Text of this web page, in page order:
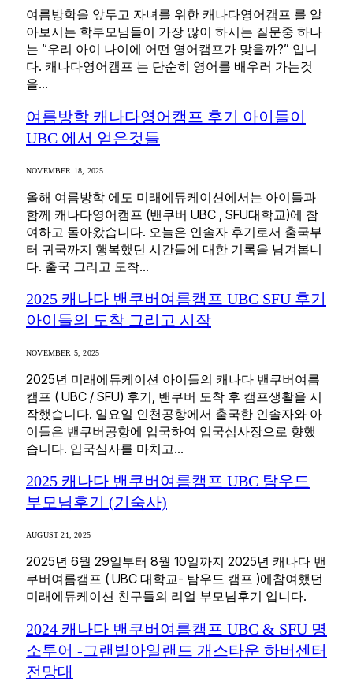
여름방학을 앞두고 자녀를 위한 캐나다영어캠프 를 알
아보시는 학부모님들이 가장 많이 하시는 질문중 하나
는 “우리 아이 나이에 어떤 영어캠프가 맞을까?” 입니
다. 캐나다영어캠프 는 단순히 영어를 배우러 가는것
을…
여름방학 캐나다영어캠프 후기 아이들이
UBC 에서 얻은것들
NOVEMBER 18, 2025
올해 여름방학 에도 미래에듀케이션에서는 아이들과
함께 캐나다영어캠프 (밴쿠버 UBC , SFU대학교)에 참
여하고 돌아왔습니다. 오늘은 인솔자 후기로서 출국부
터 귀국까지 행복했던 시간들에 대한 기록을 남겨봅니
다. 출국 그리고 도착…
2025 캐나다 밴쿠버여름캠프 UBC SFU 후기
아이들의 도착 그리고 시작
NOVEMBER 5, 2025
2025년 미래에듀케이션 아이들의 캐나다 밴쿠버여름
캠프 ( UBC / SFU) 후기, 밴쿠버 도착 후 캠프생활을 시
작했습니다. 일요일 인천공항에서 출국한 인솔자와 아
이들은 밴쿠버공항에 입국하여 입국심사장으로 향했
습니다. 입국심사를 마치고…
2025 캐나다 밴쿠버여름캠프 UBC 탐우드
부모님후기 (기숙사)
AUGUST 21, 2025
2025년 6월 29일부터 8월 10일까지 2025년 캐나다 밴
쿠버여름캠프 ( UBC 대학교- 탐우드 캠프 )에참여했던
미래에듀케이션 친구들의 리얼 부모님후기 입니다.
2024 캐나다 밴쿠버여름캠프 UBC & SFU 명
소투어 -그랜빌아일랜드 개스타운 하버센터
전망대